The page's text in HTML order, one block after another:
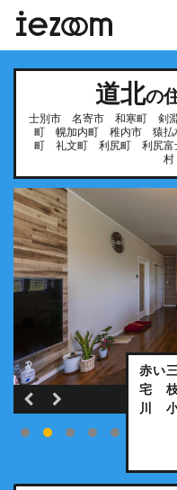
道北の
士別市 名寄市 和寒町 剣
町 幌加内町 稚内市 猿
町 礼文町 利尻町 利尻
オー
の家 /
赤い
宅 枝
川 小
塔の
ホー
断熱
宅 幌
モダ
邸 小